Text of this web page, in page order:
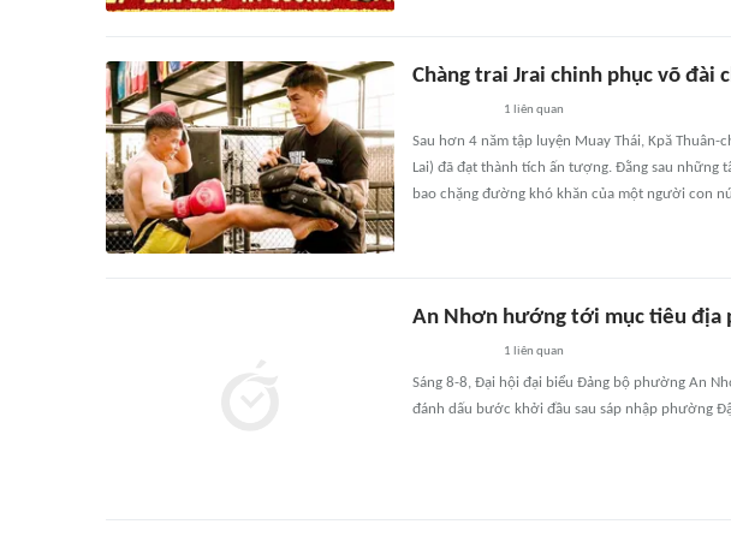
Chàng trai Jrai chinh phục võ đài
1 liên quan
Sau hơn 4 năm tập luyện Muay Thái, Kpă
Lai) đã đạt thành tích ấn tượng. Đằng sau
bao chặng đường khó khăn của một người con
An Nhơn hướng tới mục tiêu địa
1 liên quan
Sáng 8-8, Ðại hội đại biểu Ðảng bộ phường An
đánh dấu bước khởi đầu sau sáp nhập phường